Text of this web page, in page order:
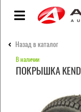
Назад в каталог
ПОКРЫШКА
В наличии